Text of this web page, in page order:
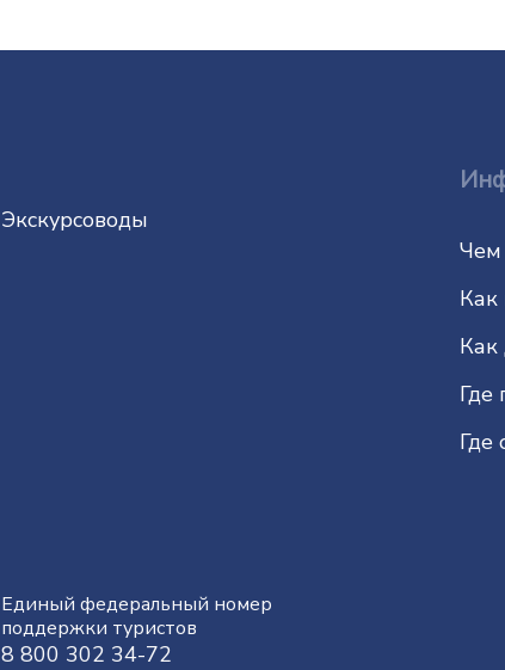
Экскурсоводы
Чем
Как
Как
Где
Где
Единый федеральный номер
поддержки туристов
8 800 302 34-72